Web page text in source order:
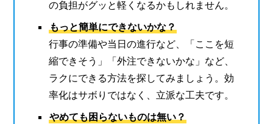
の負担がグッと軽くなるかもしれません。
もっと簡単にできないかな？
行事の準備や当日の進行など、「ここを短
縮できそう」「外注できないかな」など、
ラクにできる方法を探してみましょう。効
率化はサボりではなく、立派な工夫です。
やめても困らないものは無い？